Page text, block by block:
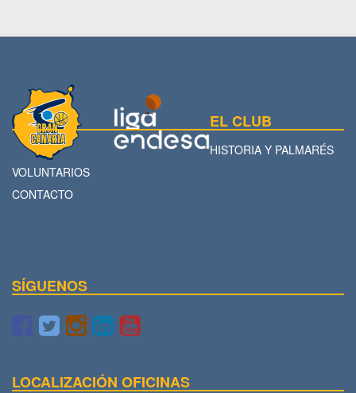
EL CLUB
HISTORIA Y PALMARÉS
VOLUNTARIOS
CONTACTO
SÍGUENOS
LOCALIZACIÓN OFICINAS